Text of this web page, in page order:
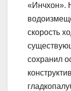
«Инчхон».
скорость
сохранил